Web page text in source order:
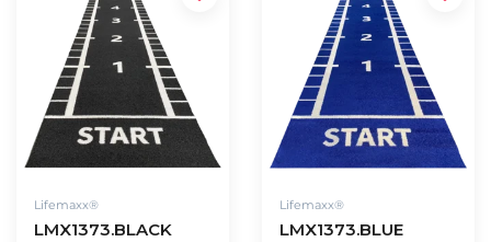
Lifemaxx®
LMX1373.BLACK
Lifemaxx®
LMX1373.BLUE